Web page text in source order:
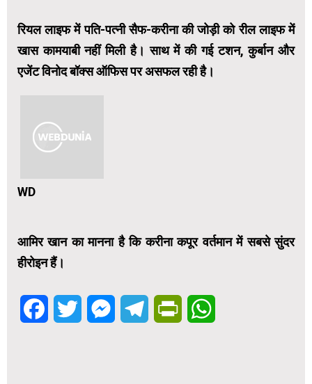
रियल लाइफ में पति-पत्नी सैफ-करीना की जोड़ी को रील लाइफ में
खास कामयाबी नहीं मिली है। साथ में की गई टशन, कुर्बान और
एजेंट विनोद बॉक्स ऑफिस पर असफल रही है।
WD
आमिर खान का मानना है कि करीना कपूर वर्तमान में सबसे सुंदर
हीरोइन हैं।
FacebookTwitter MessengerTelegramPrintFriendly